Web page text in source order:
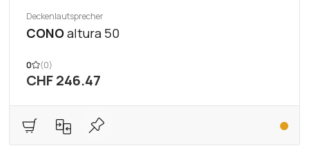
Deckenlautsprecher
CONOaltura 50
0 (0)
CHF 246.47